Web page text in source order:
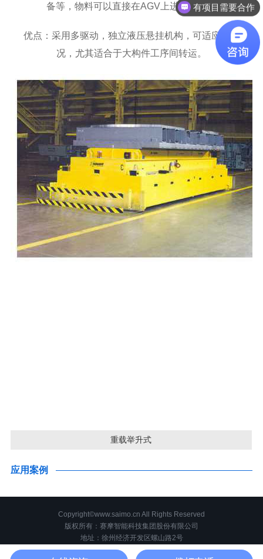
备等，物料可以直接在AGV上进行搬运。
优点：采用多驱动，独立液压悬挂机构，可适应复杂路
况，尤其适合于大构件工序间转运。
重载举升式
应用案例
Copyright©www.saimo.cn All Rights Reserved
版权所有：赛摩智能科技集团股份有限公司
地址：徐州经济开发区螺山路2号
电话：400-109-9595 传真：0516-87885858
有项目需要合作